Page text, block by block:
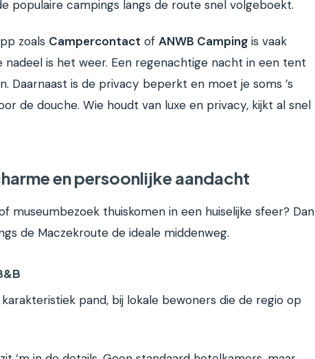
populaire campings langs de route snel volgeboekt.
zoals Campercontact of ANWB Camping is vaak
nadeel is het weer. Een regenachtige nacht in een tent
Daarnaast is de privacy beperkt en moet je soms ’s
de douche. Wie houdt van luxe en privacy, kijkt al snel
en persoonlijke aandacht
museumbezoek thuiskomen in een huiselijke sfeer? Dan
de Maczekroute de ideale middenweg.
pand, bij lokale bewoners die de regio op